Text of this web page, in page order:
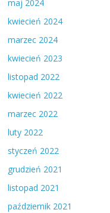
maj 2024
kwiecień 2024
marzec 2024
kwiecień 2023
listopad 2022
kwiecień 2022
marzec 2022
luty 2022
styczeń 2022
grudzień 2021
listopad 2021
październik 2021